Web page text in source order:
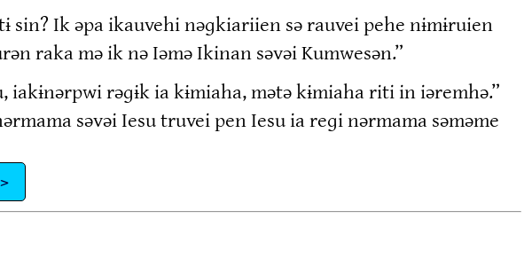
sin? Ik əpa ikauvehi nəɡkiariien sə rauvei pehe nɨmɨruien
raka mə ik nə Iəmə Ikinan səvəi Kumwesən.”
rəɡɨk ia kɨmiaha, mətə kɨmiaha riti in iəremhə.”
səvəi Iesu truvei pen Iesu ia reɡi nərmama səməme
>